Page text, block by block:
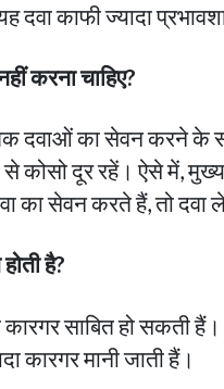
काफी ज्यादा
करना चाहिए?
दवाओं का सेवन करने के
दूर रहें। ऐसे में,
का सेवन करते हैं, तो
है?
साबित हो सकती
कारगर मानी जाती हैं।